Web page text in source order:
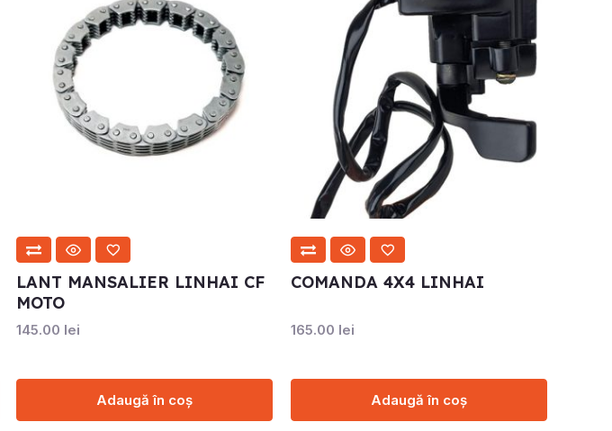
LANT MANSALIER LINHAI CF
MOTO
145.00 lei
Adaugă în coș
COMANDA 4X4 LINHAI
165.00 lei
Adaugă în coș